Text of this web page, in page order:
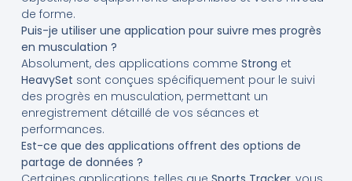
de forme.
Puis-je utiliser une application pour suivre mes progrès
en musculation ?
Absolument, des applications comme Strong et
HeavySet sont conçues spécifiquement pour le suivi
des progrès en musculation, permettant un
enregistrement détaillé de vos séances et
performances.
Est-ce que des applications offrent des options de
partage de données ?